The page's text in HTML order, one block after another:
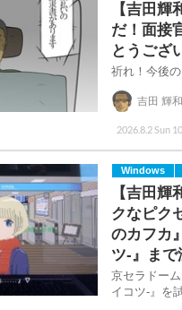
【吉田
だ！面接
とうござ
祈れ！今後
2026.8.2 Sun
吉田 輝和
Windows
【吉田
クなピク
のカフカ
ツ-』ま
京セラドー
イコツ-』を